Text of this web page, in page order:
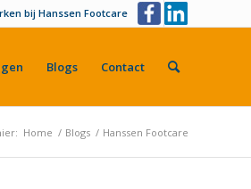
bij Hanssen Footcare
Blogs Contact
Home / Blogs / Hanssen Footcare